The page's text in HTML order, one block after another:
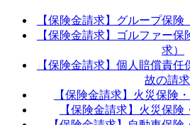
【保険金請求】グループ保険
【保険金請求】ゴルファー
求）
【保険金請求】個人賠償責
故の請求
【保険金請求】火災保険
【保険金請求】火災保